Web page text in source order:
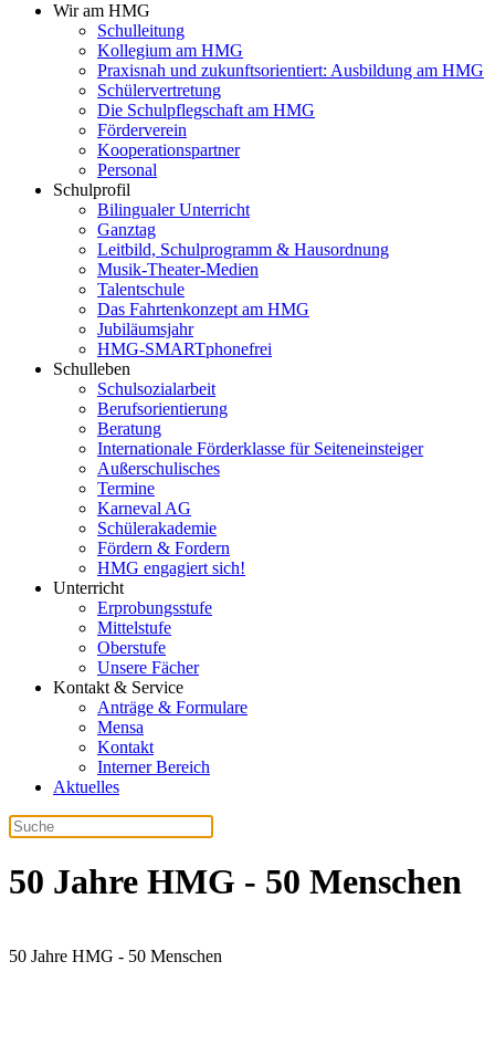
Wir am HMG
Schulleitung
Kollegium am HMG
Praxisnah und zukunftsorientiert: Ausbildung am HMG
Schülervertretung
Die Schulpflegschaft am HMG
Förderverein
Kooperationspartner
Personal
Schulprofil
Bilingualer Unterricht
Ganztag
Leitbild, Schulprogramm & Hausordnung
Musik-Theater-Medien
Talentschule
Das Fahrtenkonzept am HMG
Jubiläumsjahr
HMG-SMARTphonefrei
Schulleben
Schulsozialarbeit
Berufsorientierung
Beratung
Internationale Förderklasse für Seiteneinsteiger
Außerschulisches
Termine
Karneval AG
Schülerakademie
Fördern & Fordern
HMG engagiert sich!
Unterricht
Erprobungsstufe
Mittelstufe
Oberstufe
Unsere Fächer
Kontakt & Service
Anträge & Formulare
Mensa
Kontakt
Interner Bereich
Aktuelles
50 Jahre HMG - 50 Menschen
50 Jahre HMG - 50 Menschen